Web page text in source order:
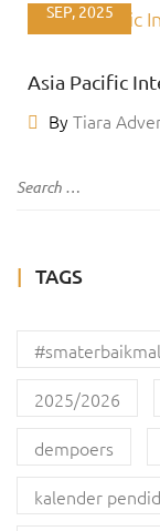
SEP, 2025
Asia Pacific
By Tiara
TAGS
2025/2026
dempoers
kalender